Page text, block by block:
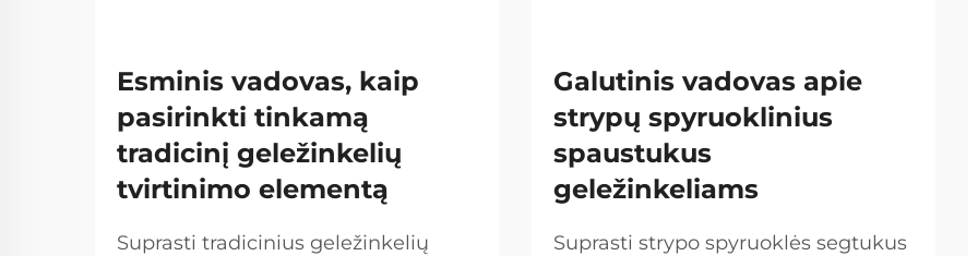
Esminis vadovas, kaip
pasirinkti tinkamą
tradicinį geležinkelių
tvirtinimo elementą
Suprasti tradicinius geležinkelių
Galutinis vadovas apie
strypų spyruoklinius
spaustukus
geležinkeliams
Suprasti strypo spyruoklės segtukus